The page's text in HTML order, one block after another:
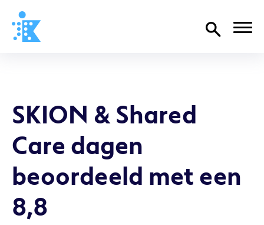
SKION & Shared
Care dagen
beoordeeld met een
8,8
Over SKION
Wat we doen
Organisatie
Documenten
SKION-dagen
Steun ons